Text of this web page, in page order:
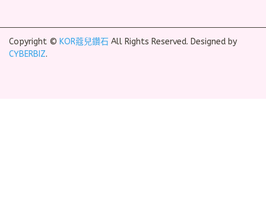
Copyright © KOR蔻兒鑽石 All Rights Reserved. Designed by
CYBERBIZ.